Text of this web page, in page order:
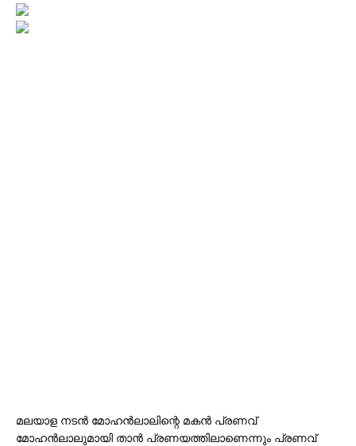
മലയാള നടൻ മോഹൻലാലിന്റെ മകൻ പ്രണവ്
മോഹൻലാലുമായി താൻ പ്രണയത്തിലാണെന്നും പ്രണവ്